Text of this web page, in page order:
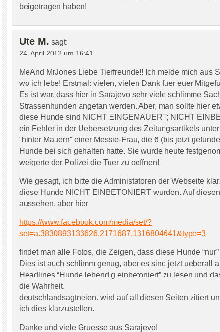
beigetragen haben!
Ute M. sagt:
24. April 2012 um 16:41
MeAnd MrJones Liebe Tierfreunde!! Ich melde mich aus
wo ich lebe! Erstmal: vielen, vielen Dank fuer euer
Es ist war, dass hier in Sarajevo sehr viele schlimme
Strassenhunden angetan werden. Aber, man sollte hier
diese Hunde sind NICHT EINGEMAUERT; NICHT
ein Fehler in der Uebersetzung des Zeitungsartikels
“hinter Mauern” einer Messie-Frau, die 6 (bis jetzt
Hunde bei sich gehalten hatte. Sie wurde heute
weigerte der Polizei die Tuer zu oeffnen!
Wie gesagt, ich bitte die Administatoren der Webseite
diese Hunde NICHT EINBETONIERT wurden. Auf
aussehen, aber hier
https://www.facebook.com/media/set/?
set=a.3830893133626.2171687.1316804641&type=3
findet man alle Fotos, die Zeigen, dass diese Hunde
Dies ist auch schlimm genug, aber es sind jetzt ueberall
Headlines “Hunde lebendig einbetoniert” zu lesen und
die Wahrheit.
deutschlandsagtneien. wird auf all diesen Seiten zitiert
ich dies klarzustellen.
Danke und viele Gruesse aus Sarajevo!